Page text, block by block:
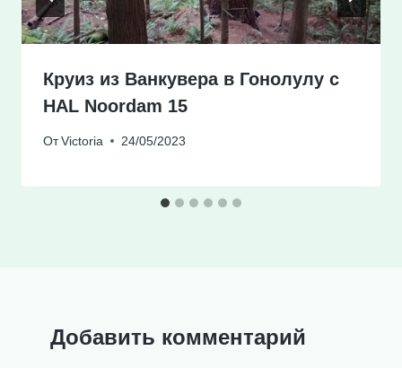
Круиз из Ванкувера в Гонолулу c
HAL Noordam 15
От Victoria 24/05/2023
Добавить комментарий